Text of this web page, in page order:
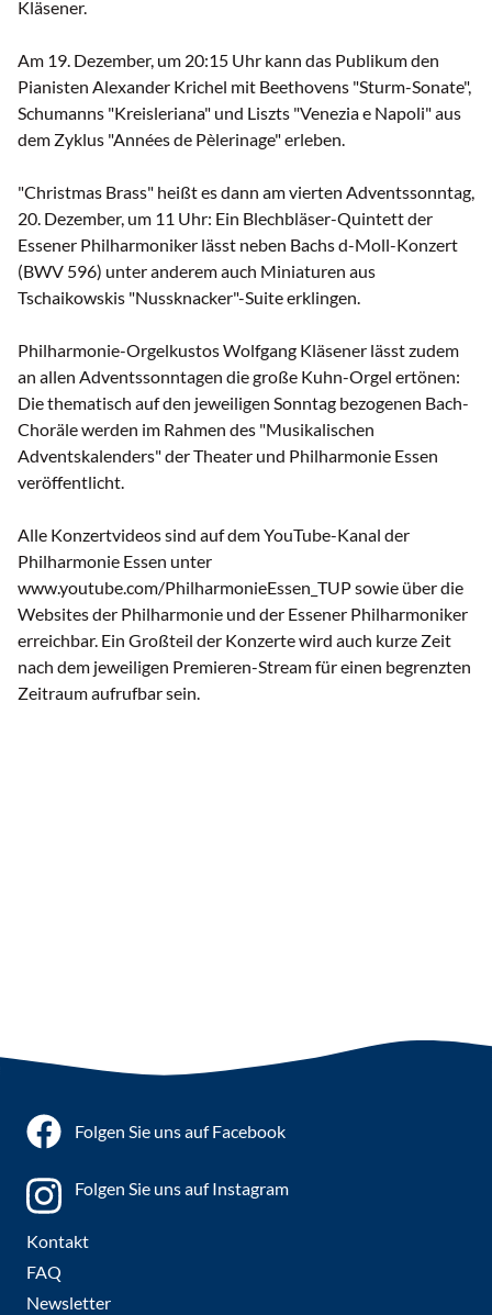
Kläsener.
Am 19. Dezember, um 20:15 Uhr kann das Publikum den
Pianisten Alexander Krichel mit Beethovens "Sturm-Sonate",
Schumanns "Kreisleriana" und Liszts "Venezia e Napoli" aus
dem Zyklus "Années de Pèlerinage" erleben.
"Christmas Brass" heißt es dann am vierten Adventssonntag,
20. Dezember, um 11 Uhr: Ein Blechbläser-Quintett der
Essener Philharmoniker lässt neben Bachs d-Moll-Konzert
(BWV 596) unter anderem auch Miniaturen aus
Tschaikowskis "Nussknacker"-Suite erklingen.
Philharmonie-Orgelkustos Wolfgang Kläsener lässt zudem
an allen Adventssonntagen die große Kuhn-Orgel ertönen:
Die thematisch auf den jeweiligen Sonntag bezogenen Bach-
Choräle werden im Rahmen des "Musikalischen
Adventskalenders" der Theater und Philharmonie Essen
veröffentlicht.
Alle Konzertvideos sind auf dem YouTube-Kanal der
Philharmonie Essen unter
www.youtube.com/PhilharmonieEssen_TUP sowie über die
Websites der Philharmonie und der Essener Philharmoniker
erreichbar. Ein Großteil der Konzerte wird auch kurze Zeit
nach dem jeweiligen Premieren-Stream für einen begrenzten
Zeitraum aufrufbar sein.
Folgen Sie uns auf Facebook
Folgen Sie uns auf Instagram
Kontakt
FAQ
Newsletter